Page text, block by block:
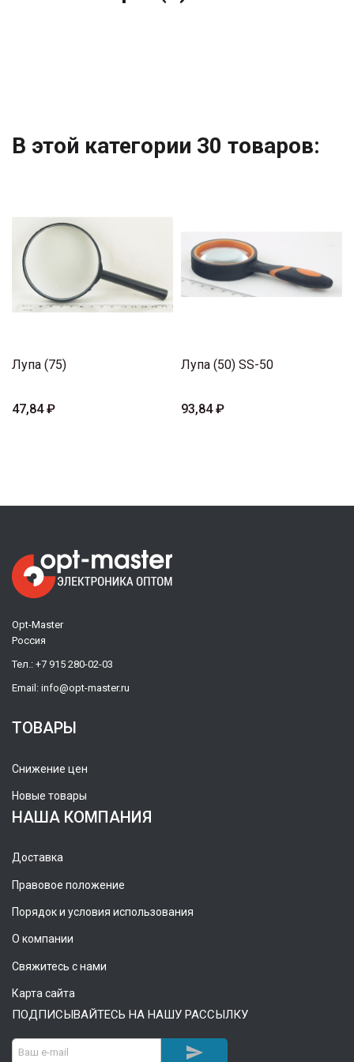
В этой категории 30 товаров:
Лупа (75)
47,84 ₽
Лупа (50) SS-50
93,84 ₽
Opt-Master
Россия
Тел.: +7 915 280-02-03
Email: info@opt-master.ru
ТОВАРЫ
Снижение цен
Новые товары
НАША КОМПАНИЯ
Доставка
Правовое положение
Порядок и условия использования
О компании
Свяжитесь с нами
Карта сайта
ПОДПИСЫВАЙТЕСЬ НА НАШУ РАССЫЛКУ
